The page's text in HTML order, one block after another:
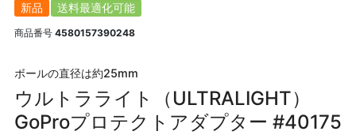
新品 送料最適化可能
商品番号 4580157390248
ボールの直径は約25mm
ウルトラライト（ULTRALIGHT）
GoProプロテクトアダプター #40175